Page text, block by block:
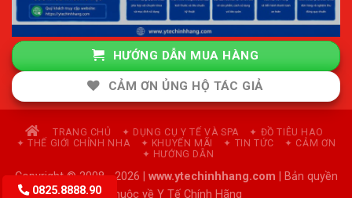
HƯỚNG DẪN MUA HÀNG
CẢM ƠN ỦNG HỘ TÁC GIẢ
TRANG CHỦ ✦ DỤNG CỤ Y TẾ VÀ SPA
✦ ĐỒ TIÊU HAO
✦ THẾ GIỚI CHỈNH NHA
✦ KHUYẾN MÃI ✦ TIN TỨC
✦ CẢM ƠN
✦ HƯỚNG DẪN
Copyright © 2008 - 2026 | www.ytechinhhang.com | Bản quyền
thuộc về Y Tế Chính Hãng
0825.8888.90